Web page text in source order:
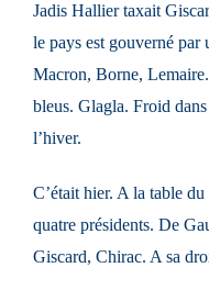
Jadis Hallier taxait
le pays est gouverné
Macron, Borne,
bleus. Glagla. Froid
l’hiver.
C’était hier. A la table
quatre présidents. De
Giscard, Chirac. A sa